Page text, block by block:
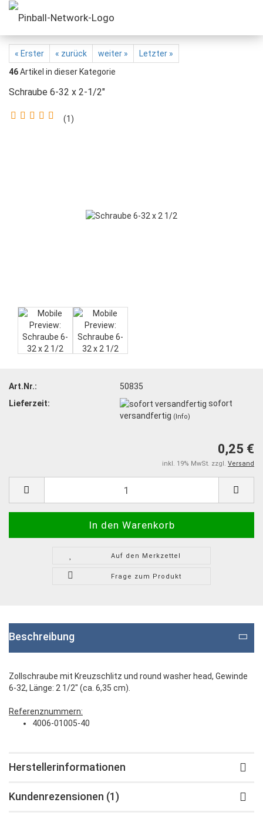
« Erster « zurück weiter »
Letzter »
46Artikel in dieser Kategorie
Schraube 6-32 x 2-1/2"
1
Art.Nr.:
50835
Lieferzeit:
sofort
versandfertig (Info)
0,25 €
inkl. 19% MwSt. zzgl. Versand
Auf den Merkzettel
Frage zum Produkt
Beschreibung
Zollschraube mit Kreuzschlitz und round washer head, Gewinde
6-32, Länge: 2 1/2" (ca. 6,35 cm).
Referenznummern:
4006-01005-40
Herstellerinformationen
Kundenrezensionen (1)